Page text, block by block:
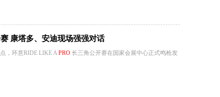
康塔多、安迪现场强强对话
，环意RIDE LIKE A PRO 长三角公开赛在国家会展中心正式鸣枪发